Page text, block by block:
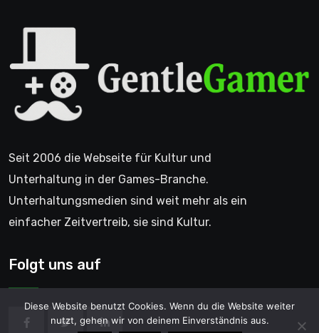
Seit 2006 die Webseite für Kultur und
Unterhaltung in der Games-Branche.
Unterhaltungsmedien sind weit mehr als ein
einfacher Zeitvertreib, sie sind Kultur.
Folgt uns auf
Diese Website benutzt Cookies. Wenn du die Website weiter
nutzt, gehen wir von deinem Einverständnis aus.